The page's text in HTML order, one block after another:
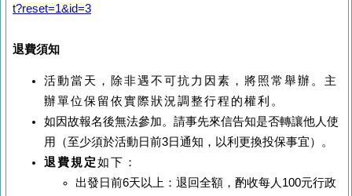
t?reset=1&id=3
退費須知
活動當天，除非遇不可抗力因素，將照常舉辦。主
辦單位保留依實際狀況調整行程的權利。
如因故報名後無法參加。請事先來信告知是否轉讓他人使
用（至少須於活動日前3日通知，以利更換投保事宜）。
退費規定如下：
出發日前6天以上：退回全額，酌收每人100元行政